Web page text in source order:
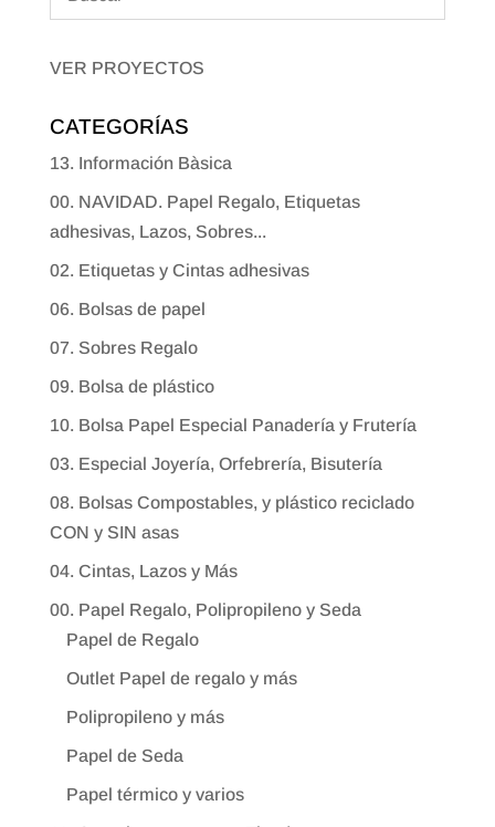
VER PROYECTOS
CATEGORÍAS
13. Información Bàsica
00. NAVIDAD. Papel Regalo, Etiquetas
adhesivas, Lazos, Sobres...
02. Etiquetas y Cintas adhesivas
06. Bolsas de papel
07. Sobres Regalo
09. Bolsa de plástico
10. Bolsa Papel Especial Panadería y Frutería
03. Especial Joyería, Orfebrería, Bisutería
08. Bolsas Compostables, y plástico reciclado
CON y SIN asas
04. Cintas, Lazos y Más
00. Papel Regalo, Polipropileno y Seda
Papel de Regalo
Outlet Papel de regalo y más
Polipropileno y más
Papel de Seda
Papel térmico y varios